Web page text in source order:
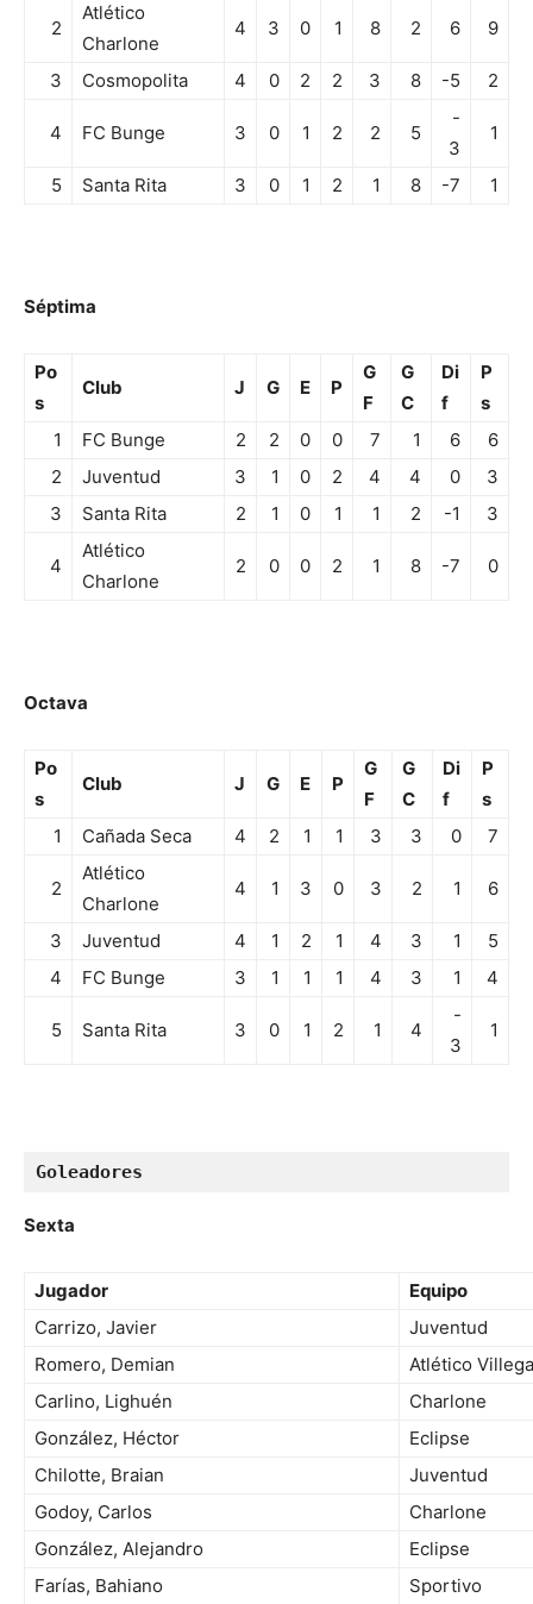
2
Atlético
Charlone
4 3 0 1 8 2 6 9
3 Cosmopolita 4 0 2 2 3 8 -5 2
4 FC Bunge 3 0 1 2 2 5
-
3
1
5 Santa Rita 3 0 1 2 1 8 -7 1
Séptima
Po
s
Club J G E P
G
F
G
C
Di
f
P
s
1
FC Bunge 2 2 0 0 7 1 6
6
2
Juventud 3 1 0 2 4 4 0
3
3
Santa Rita 2 1 0 1 1 2 -1 3
4
Atlético
Charlone
2 0 0 2 1 8 -7 0
Octava
Po
s
Club J G E P
G
F
G
C
Di
f
P
s
1
Cañada Seca 4 2 1 1 3 3 0 7
2
Atlético
Charlone
4 1 3 0 3 2 1 6
3 Juventud 4 1 2 1 4 3 1
5
4
FC Bunge 3 1 1 1 4 3 1 4
5 Santa Rita 3 0 1 2 1 4
-
3
1
Goleadores
Sexta
Jugador
Equipo
Carrizo, Javier
Juventud
Romero, Demian
Atlético
Carlino, Lighuén
Charlone
González, Héctor
Eclipse
Chilotte, Braian
Juventud
Godoy, Carlos
Charlone
González, Alejandro
Eclipse
Farías, Bahiano
Sportivo